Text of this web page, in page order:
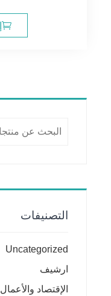
التصنيفات
Uncategorized
ارشيف
الإقتصاد والأعمال